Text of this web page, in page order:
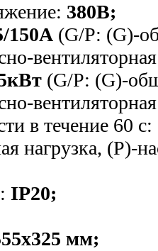
380В;
150А (G/P: (G)-
(G/P: (G)-
в течение 60 с:
нагрузка, (Р)-
IP20;
мм;